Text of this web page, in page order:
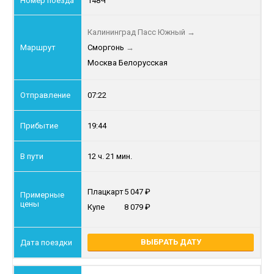
Калининград Пасс Южный →
Сморгонь →
Москва Белорусская
07:22
19:44
12 ч. 21 мин.
Плацкарт5 047
Купе
8 079
ВЫБРАТЬ ДАТУ